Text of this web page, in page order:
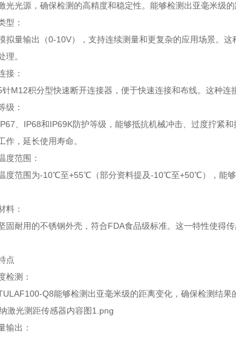
光光源，确保检测的高精度和稳定性。能够检测出亚毫米级
型：
拟量输出（0-10V），支持连续测量和更复杂的应用场景。
理。
接：
针M12积分型快速断开连接器，便于快速连接和布线。这种连
级：
、IP68和IP69K防护等级，能够抵抗机械冲击、过度拧紧
作，延长使用寿命。
度范围：
度范围为-10℃至+55℃（部分资料提及-10℃至+50℃），能
料：
固耐用的不锈钢外壳，符合FDA食品级标准。这一特性使得
点
检测：
Q8能够检测出亚毫米级的距离变化，确保检测结
输出：